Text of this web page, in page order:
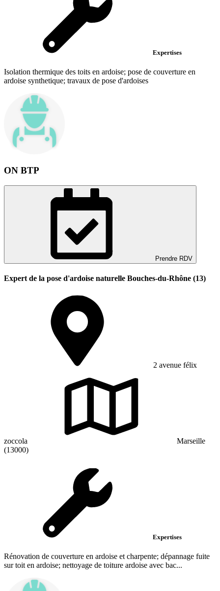
Expertises
Isolation thermique des toits en ardoise; pose de couverture en
ardoise synthetique; travaux de pose d'ardoises
ON BTP
Prendre RDV
Expert de la pose d'ardoise naturelle Bouches-du-Rhône (13)
2 avenue félix
zoccola
Marseille
(13000)
Expertises
Rénovation de couverture en ardoise et charpente; dépannage fuite
sur toit en ardoise; nettoyage de toiture ardoise avec bac...